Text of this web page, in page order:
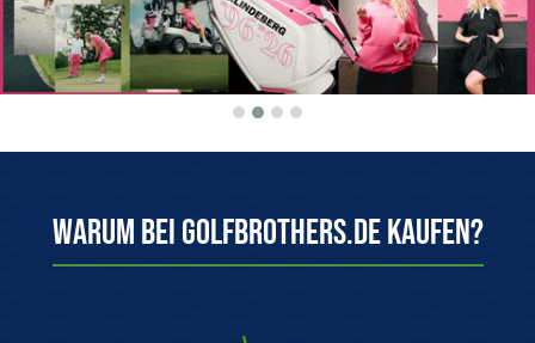
Warum bei Golfbrothers.de kaufen?